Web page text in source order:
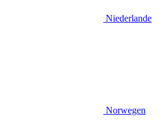
Niederlande
Norwegen